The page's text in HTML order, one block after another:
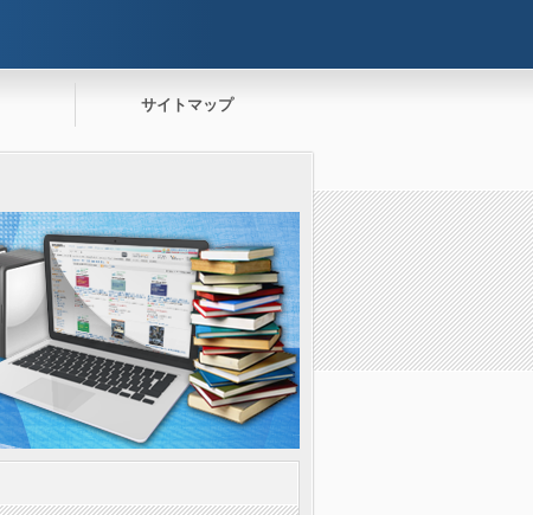
サイトマップ